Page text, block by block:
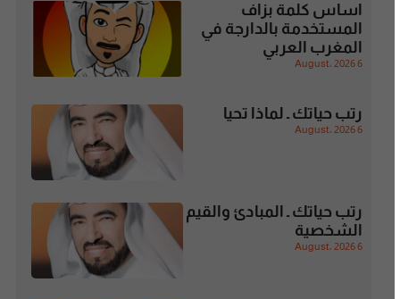
اساس كلمة بزاف
المستخدمة بالدارجة في
المغرب العربي
6 August، 2026
رتب حياتك ـ لماذا تحيا
6 August، 2026
رتب حياتك ـ المبادئ والقيم
الشخصية
6 August، 2026